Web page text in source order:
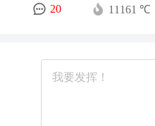
20 11161 ℃